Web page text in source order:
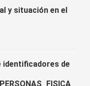
y situación en el
identificadores de